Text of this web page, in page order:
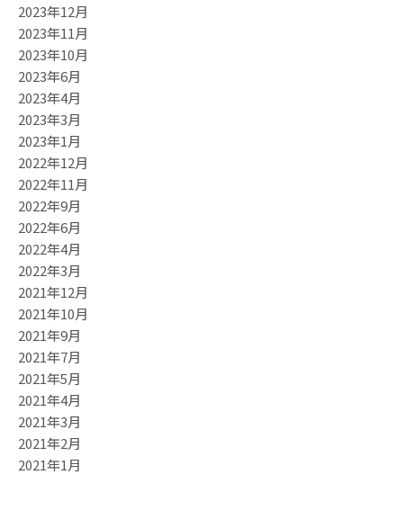
2023年12月
2023年11月
2023年10月
2023年6月
2023年4月
2023年3月
2023年1月
2022年12月
2022年11月
2022年9月
2022年6月
2022年4月
2022年3月
2021年12月
2021年10月
2021年9月
2021年7月
2021年5月
2021年4月
2021年3月
2021年2月
2021年1月